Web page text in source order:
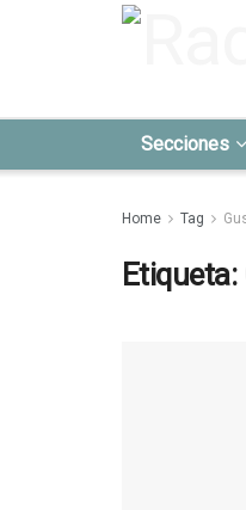
Secciones
Home Tag
Etiqueta: